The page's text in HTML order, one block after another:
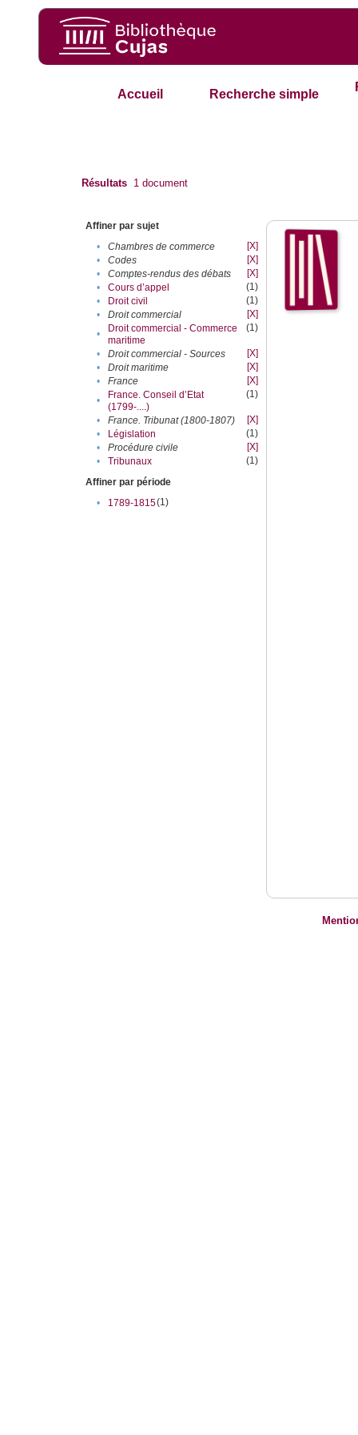
Accueil Recherche simple
Résultats 1 document
Affiner par sujet
•
Chambres de commerce
[X]
•
Codes
[X]
•
Comptes-rendus des débats
[X]
•
Cours d’appel
(1)
•
Droit civil
(1)
•
Droit commercial
[X]
•
Droit commercial - Commerce
maritime
(1)
• Droit commercial - Sources
[X]
•
Droit maritime
[X]
•
France
[X]
•
France. Conseil d’Etat
(1799-....)
(1)
• France. Tribunat (1800-1807)
[X]
•
Législation
(1)
•
Procédure civile
[X]
•
Tribunaux
(1)
Affiner par période
•
1789-1815(1)